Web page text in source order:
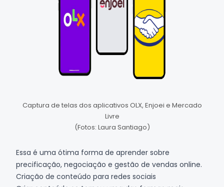
Captura de telas dos aplicativos OLX, Enjoei e Mercado
Livre
(Fotos: Laura Santiago)
Essa é uma ótima forma de aprender sobre
precificação, negociação e gestão de vendas online.
Criação de conteúdo para redes sociais